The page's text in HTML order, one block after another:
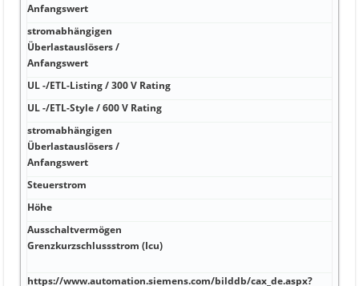
Anfangswert
stromabhängigen
Überlastauslösers /
Anfangswert
UL -/ETL-Listing / 300 V Rating
UL -/ETL-Style / 600 V Rating
stromabhängigen
Überlastauslösers /
Anfangswert
Steuerstrom
Höhe
Ausschaltvermögen
Grenzkurzschlussstrom (Icu)
https://www.automation.siemens.com/bilddb/cax_de.aspx?